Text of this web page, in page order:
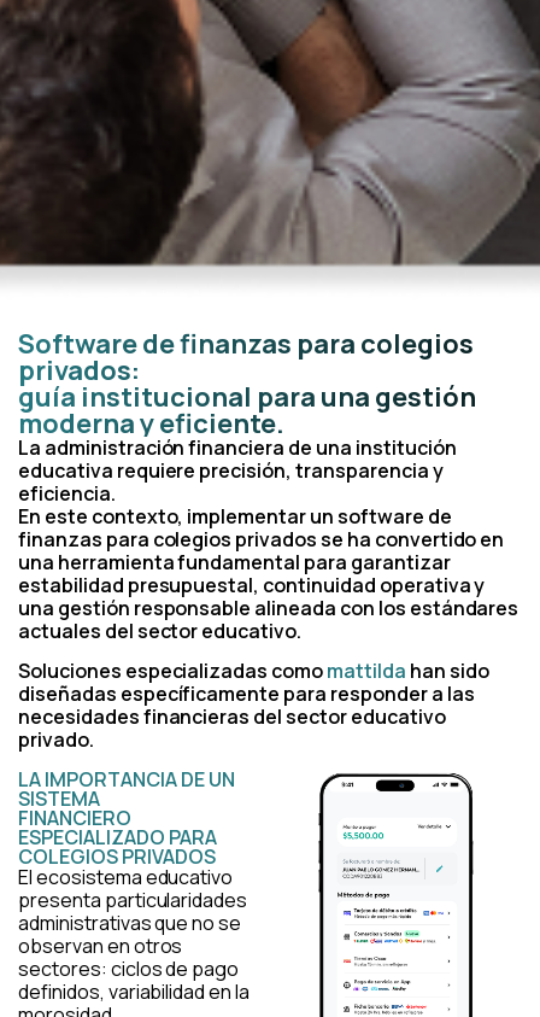
Software de finanzas para colegios
privados:
guía institucional para una gestión
moderna y eficiente.
La administración financiera de una institución
educativa requiere precisión, transparencia y
eficiencia.
En este contexto, implementar un software de
finanzas para colegios privados se ha convertido en
una herramienta fundamental para garantizar
estabilidad presupuestal, continuidad operativa y
una gestión responsable alineada con los estándares
actuales del sector educativo.
Soluciones especializadas comomattilda han sido
diseñadas específicamente para responder a las
necesidades financieras del sector educativo
privado.
LA IMPORTANCIA DE UN
SISTEMA
FINANCIERO
ESPECIALIZADO PARA
COLEGIOS PRIVADOS
El ecosistema educativo
presenta particularidades
administrativas que no se
observan en otros
sectores: ciclos de pago
definidos, variabilidad en la